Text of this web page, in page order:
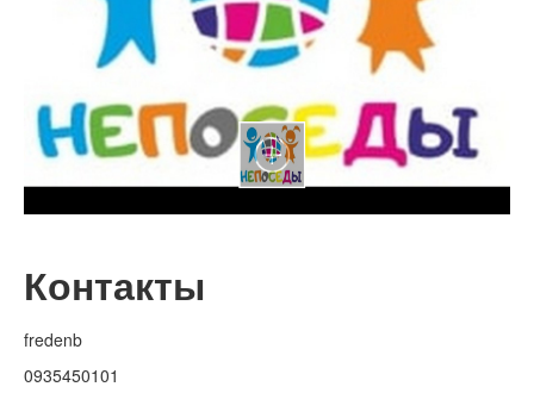
Контакты
fredenb
0935450101